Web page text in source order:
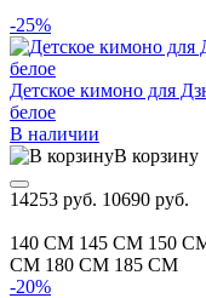
-25%
Детское кимоно для
белое
В наличии
В корзину
14253 руб. 10690 руб.
140 CM 145 CM 150
CM 180 CM 185 CM
-20%